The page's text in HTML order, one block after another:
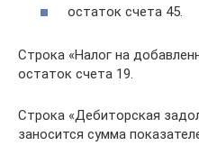
остаток счета 45.
Строка «Налог на
остаток счета 19.
Строка «Дебиторская
заносится сумма